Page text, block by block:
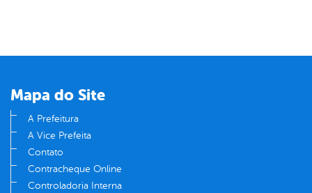
Mapa do Site
A Prefeitura
A Vice Prefeita
Contato
Contracheque Online
Controladoria Interna